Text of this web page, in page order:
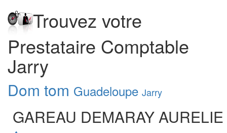
Trouvez votre
Prestataire Comptable
Jarry
Dom tom Guadeloupe Jarry
GAREAU DEMARAY AURELIE